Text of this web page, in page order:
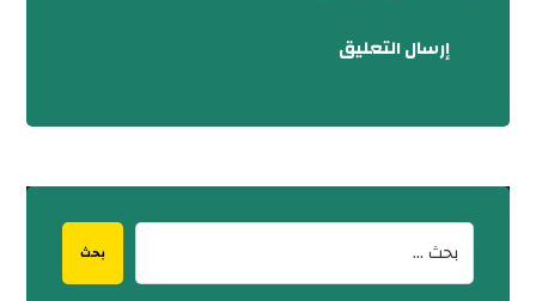
إرسال التعليق
بحث